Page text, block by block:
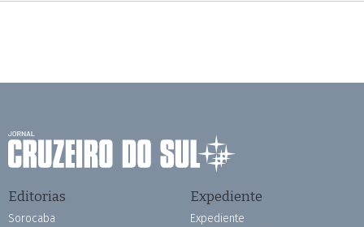
Editorias
Sorocaba
Expediente
Expediente